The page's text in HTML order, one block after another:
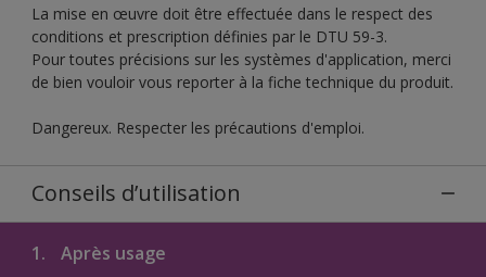
La mise en œuvre doit être effectuée dans le respect des
conditions et prescription définies par le DTU 59-3.
Pour toutes précisions sur les systèmes d'application, merci
de bien vouloir vous reporter à la fiche technique du produit.
Dangereux. Respecter les précautions d'emploi.
Conseils d’utilisation
1. Après usage